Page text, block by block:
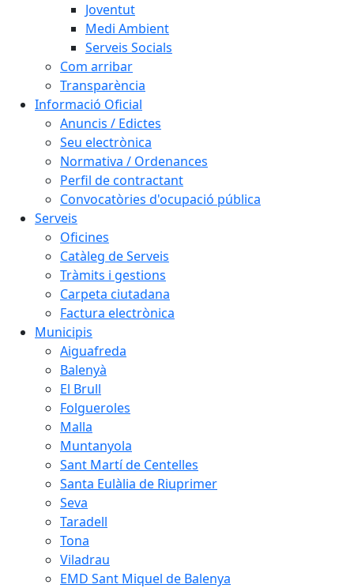
Joventut
Medi Ambient
Serveis Socials
Com arribar
Transparència
Informació Oficial
Anuncis / Edictes
Seu electrònica
Normativa / Ordenances
Perfil de contractant
Convocatòries d'ocupació pública
Serveis
Oficines
Catàleg de Serveis
Tràmits i gestions
Carpeta ciutadana
Factura electrònica
Municipis
Aiguafreda
Balenyà
El Brull
Folgueroles
Malla
Muntanyola
Sant Martí de Centelles
Santa Eulàlia de Riuprimer
Seva
Taradell
Tona
Viladrau
EMD Sant Miquel de Balenya